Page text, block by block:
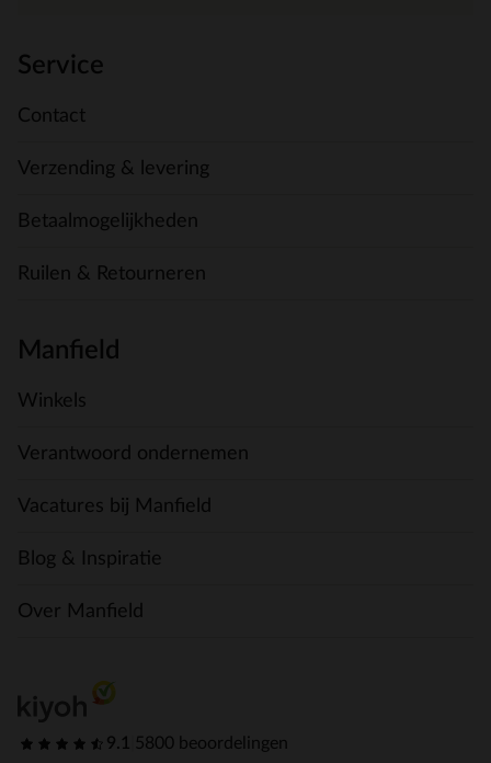
Service
Contact
Verzending & levering
Betaalmogelijkheden
Ruilen & Retourneren
Manfield
Winkels
Verantwoord ondernemen
Vacatures bij Manfield
Blog & Inspiratie
Over Manfield
9.1 5800 beoordelingen